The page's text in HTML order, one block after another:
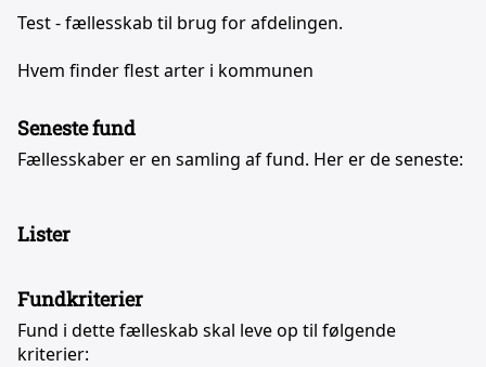
Test - fællesskab til brug for afdelingen.
Hvem finder flest arter i kommunen
Seneste fund
Fællesskaber er en samling af fund. Her er de seneste:
Lister
Fundkriterier
Fund i dette fælleskab skal leve op til følgende
kriterier: